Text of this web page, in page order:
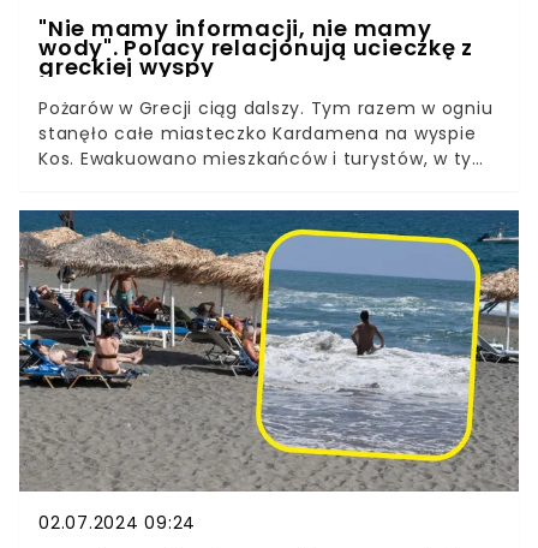
"Nie mamy informacji, nie mamy
wody". Polacy relacjonują ucieczkę z
greckiej wyspy
Pożarów w Grecji ciąg dalszy. Tym razem w ogniu
stanęło całe miasteczko Kardamena na wyspie
Kos. Ewakuowano mieszkańców i turystów, w tym
koniec złych wieści.
02.07.2024 09:24